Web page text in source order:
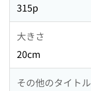
315p
大きさ
20cm
その他のタイトル